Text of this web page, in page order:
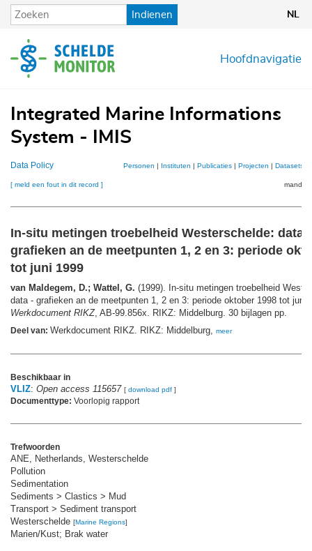
Overslaan
en
de
inhoud
Indienen NL
Hoofdnavigatie
Integrated Marine Informations
System - IMIS
Data Policy Personen | Instituten | Publicaties| Projecten | Datasets
[ meld een fout in dit record ] mandje
In-situ metingen troebelheid Westerschelde: data -
grafieken an de meetpunten 1, 2 en 3: periode
tot juni 1999
van Maldegem, D.; Wattel, G. (1999). In-situ metingen troebelheid
data - grafieken an de meetpunten 1, 2 en 3: periode oktober 1998 tot juni
Werkdocument RIKZ, AB-99.856x. RIKZ: Middelburg. 30 bijlagen pp.
Deel van: Werkdocument RIKZ. RIKZ: Middelburg, meer
Beschikbaar in
VLIZ: Open access 115657 [ download pdf ]
Documenttype: Voorlopig rapport
Trefwoorden
ANE, Netherlands, Westerschelde
Pollution
Sedimentation
Sediments > Clastics > Mud
Transport > Sediment transport
Westerschelde [Marine Regions]
Marien/Kust; Brak water